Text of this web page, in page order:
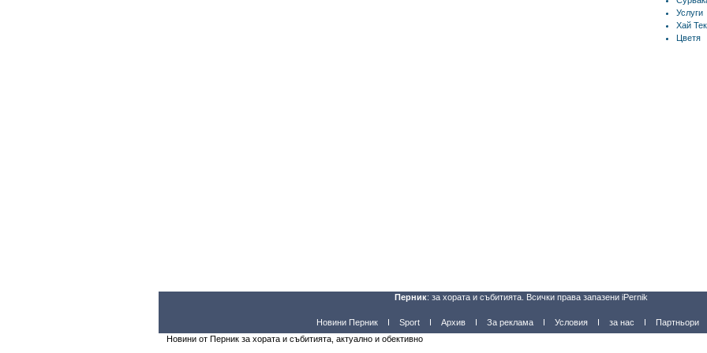
Услуги
Хай Тек
Цветя
Перник: за хората и събитията. Всички права запазени iPernik
Новини Перник Sport Архив За реклама Условия за нас
Партньори
Новини от Перник за хората и събитията, актуално и обективно